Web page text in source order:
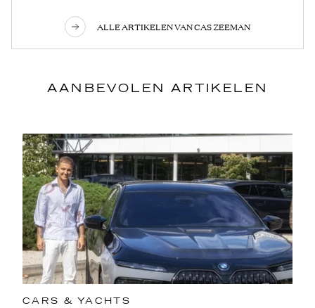
ALLE ARTIKELEN VAN CAS ZEEMAN
AANBEVOLEN ARTIKELEN
CARS & YACHTS